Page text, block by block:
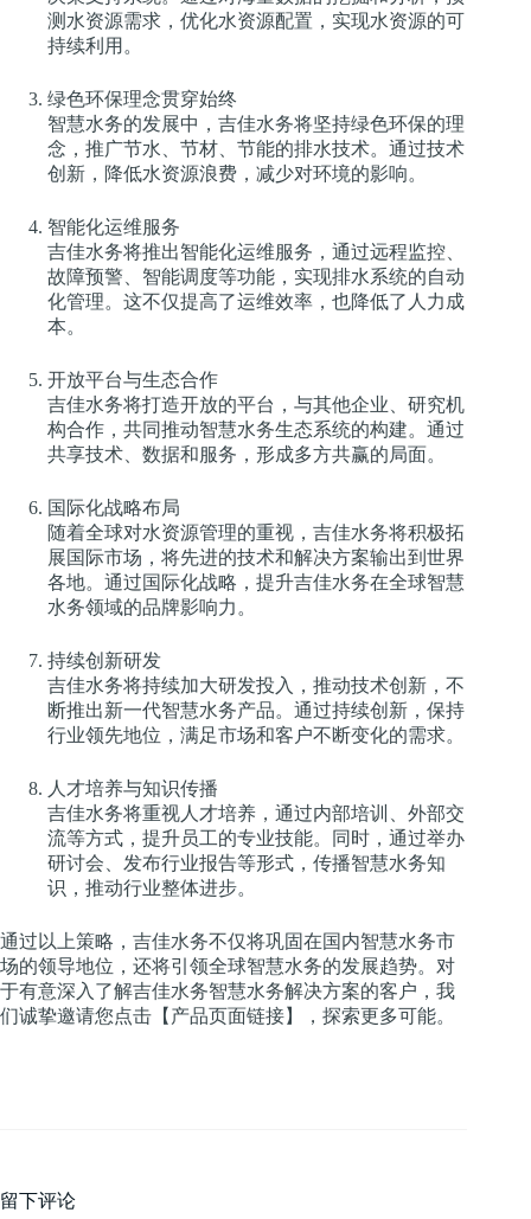
测水资源需求，优化水资源配置，实现水资源的可
持续利用。
绿色环保理念贯穿始终
智慧水务的发展中，吉佳水务将坚持绿色环保的理
念，推广节水、节材、节能的排水技术。通过技术
创新，降低水资源浪费，减少对环境的影响。
智能化运维服务
吉佳水务将推出智能化运维服务，通过远程监控、
故障预警、智能调度等功能，实现排水系统的自动
化管理。这不仅提高了运维效率，也降低了人力成
本。
开放平台与生态合作
吉佳水务将打造开放的平台，与其他企业、研究机
构合作，共同推动智慧水务生态系统的构建。通过
共享技术、数据和服务，形成多方共赢的局面。
国际化战略布局
随着全球对水资源管理的重视，吉佳水务将积极拓
展国际市场，将先进的技术和解决方案输出到世界
各地。通过国际化战略，提升吉佳水务在全球智慧
水务领域的品牌影响力。
持续创新研发
吉佳水务将持续加大研发投入，推动技术创新，不
断推出新一代智慧水务产品。通过持续创新，保持
行业领先地位，满足市场和客户不断变化的需求。
人才培养与知识传播
吉佳水务将重视人才培养，通过内部培训、外部交
流等方式，提升员工的专业技能。同时，通过举办
研讨会、发布行业报告等形式，传播智慧水务知
识，推动行业整体进步。
通过以上策略，吉佳水务不仅将巩固在国内智慧水务市
场的领导地位，还将引领全球智慧水务的发展趋势。对
于有意深入了解吉佳水务智慧水务解决方案的客户，我
们诚挚邀请您点击【产品页面链接】，探索更多可能。
留下评论